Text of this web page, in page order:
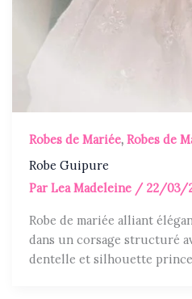
Robes de Mariée,Robes de
Robe Guipure
ParLea Madeleine / 22/03/
Robe de mariée alliant
dans un corsage structuré
dentelle et silhouette